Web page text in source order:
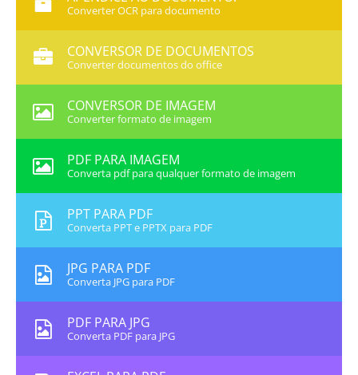
Converter OCR para documento
CONVERSOR DE DOCUMENTOS
Converter documentos do office
CONVERSOR DE IMAGEM
Converter formato de imagem
PDF PARA IMAGEM
Converta pdf para qualquer formato de imagem
PPT PARA PDF
Converta PPT e PPTX para PDF
JPG PARA PDF
Converta JPG para PDF
PDF PARA JPG
Converta PDF para JPG